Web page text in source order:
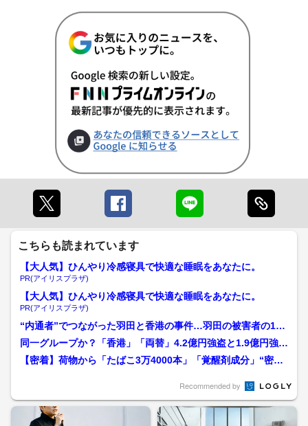
こちらも読まれています
【大人気】ひんやり冷感寝具で快適な睡眠をあなたに。
PR(アイリスプラザ)
【大人気】ひんやり冷感寝具で快適な睡眠をあなたに。
PR(アイリスプラザ)
“内通者”でつながった羽田と香港の事件…羽田の被害者の1人
「毎日のように金を売却...
同一グループか？「香港」「両替」4.2億円強盗と1.9億円強盗
未遂の共通点 香港...
【密着】荷物から「たばこ3万4000本」「覚醒剤成分」“密輸
Recommended by